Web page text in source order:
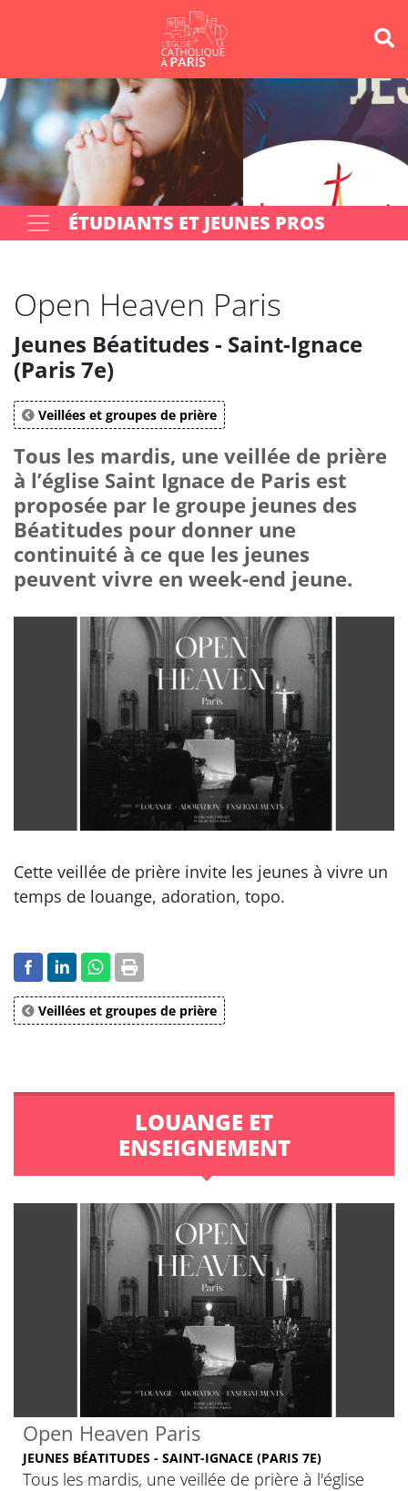
Votre recherche OK
ÉTUDIANTS ET JEUNES PROS
Open Heaven Paris
Jeunes Béatitudes - Saint-Ignace
(Paris 7e)
Veillées et groupes de prière
Tous les mardis, une veillée de prière
à l’église Saint Ignace de Paris est
proposée par le groupe jeunes des
Béatitudes pour donner une
continuité à ce que les jeunes
peuvent vivre en week-end jeune.
Cette veillée de prière invite les jeunes à vivre un
temps de louange, adoration, topo.
Veillées et groupes de prière
LOUANGE ET
ENSEIGNEMENT
Open Heaven Paris
JEUNES BÉATITUDES - SAINT-IGNACE (PARIS 7E)
Tous les mardis, une veillée de prière à l'église
Panneau de gestion des cookies